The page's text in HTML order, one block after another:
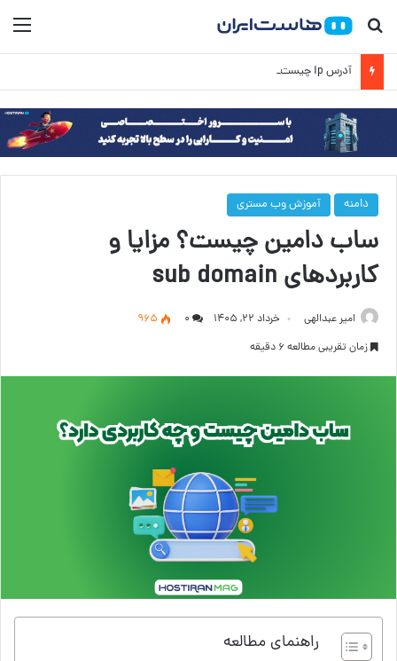
جستجو برای
آدرس ip چیست؟ آموزش کامل IP به زبان ساده
دامنه آموزش وب مستری
ساب دامین چیست؟ مزایا و
کاربردهای sub domain
امیر عبدالهی خرداد ۲۲, ۱۴۰۵ ۰
965
زمان تقریبی مطالعه 6 دقیقه
راهنمای مطالعه